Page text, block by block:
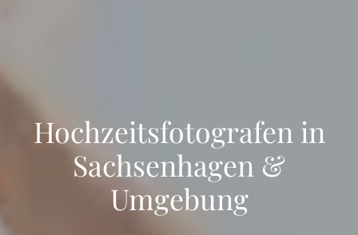
Hochzeitsfotografen in
Sachsenhagen &
Umgebung